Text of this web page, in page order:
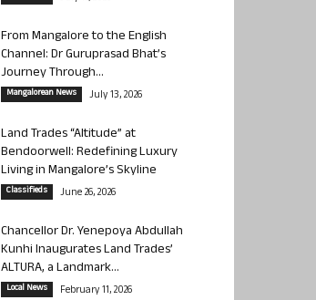
From Mangalore to the English
Channel: Dr Guruprasad Bhat’s
Journey Through...
Mangalorean News July 13, 2026
Land Trades “Altitude” at
Bendoorwell: Redefining Luxury
Living in Mangalore’s Skyline
Classifieds June 26, 2026
Chancellor Dr. Yenepoya Abdullah
Kunhi Inaugurates Land Trades’
ALTURA, a Landmark...
Local News February 11, 2026